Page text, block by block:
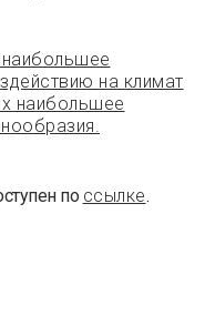
на климат
наибольшее
по ссылке.